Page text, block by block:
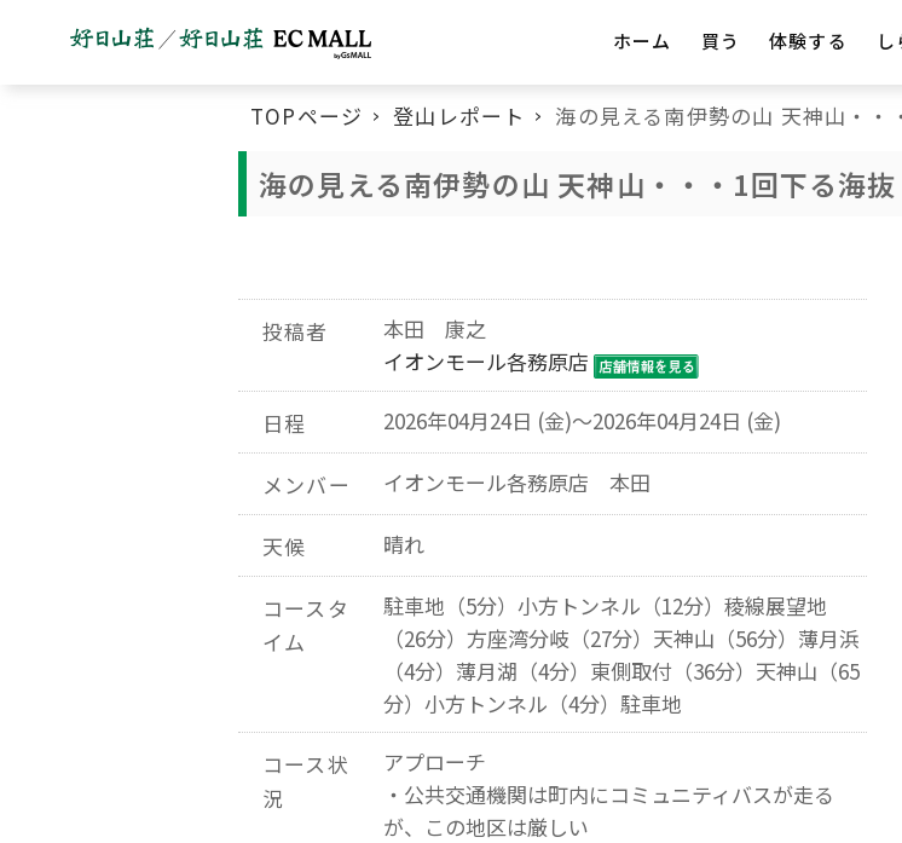
ホーム 買う 体験する
TOPページ 登山レポート 海の見える南伊勢の山 天神山・・
海の見える南伊勢の山 天神山・・・1回下る海
投稿者
本田 康之
イオンモール各務原店
日程 2026年04月24日 (金)～2026年04月24日 (金)
メンバー イオンモール各務原店 本田
天候 晴れ
コースタ
イム
駐車地（5分）小方トンネル（12分）稜線展望地
（26分）方座湾分岐（27分）天神山（56分）薄月浜
（4分）薄月湖（4分）東側取付（36分）天神山（65
分）小方トンネル（4分）駐車地
コース状
況
アプローチ
・公共交通機関は町内にコミュニティバスが走る
が、この地区は厳しい